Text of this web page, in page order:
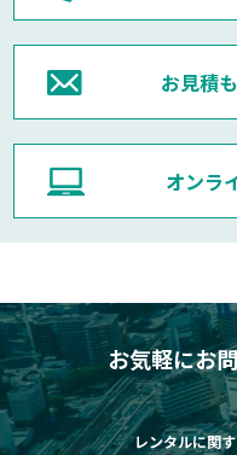
お見積
オンラ
お気軽にお
レンタルに関